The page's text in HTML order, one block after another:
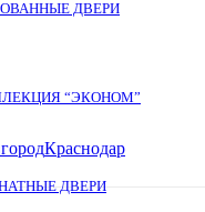
Краснодар
ДВЕРИ
“ЭКОНОМ”
ДВЕРИ